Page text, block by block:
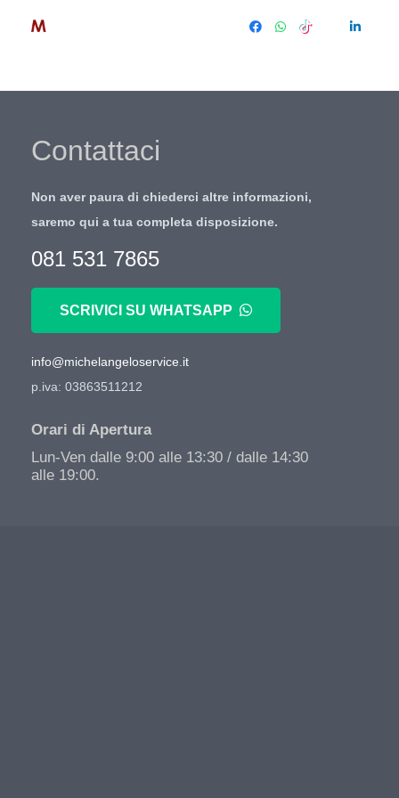
Contattaci
Non aver paura di chiederci altre informazioni,
saremo qui a tua completa disposizione.
081 531 7865
SCRIVICI SU WHATSAPP
info@michelangeloservice.it
p.iva: 03863511212
Orari di Apertura
Lun-Ven dalle 9:00 alle 13:30 / dalle 14:30
alle 19:00.